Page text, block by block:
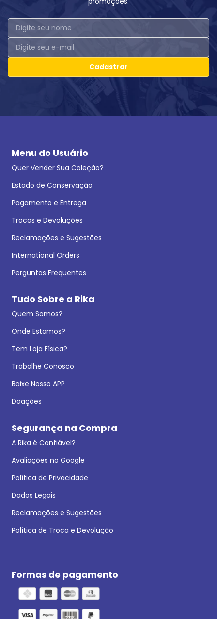
Cadastrar
Menu do Usuário
Quer Vender Sua Coleção?
Estado de Conservação
Pagamento e Entrega
Trocas e Devoluções
Reclamações e Sugestões
International Orders
Perguntas Frequentes
Tudo Sobre a Rika
Quem Somos?
Onde Estamos?
Tem Loja Física?
Trabalhe Conosco
Baixe Nosso APP
Doações
Segurança na Compra
A Rika é Confiável?
Avaliações no Google
Política de Privacidade
Dados Legais
Reclamações e Sugestões
Política de Troca e Devolução
Formas de pagamento